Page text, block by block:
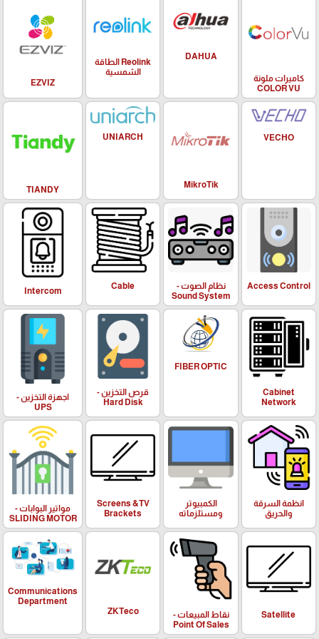
كاميرات ملونة
COLOR VU
DAHUA
Reolink الطاقة
الشمسية
EZVIZ
VECHO
MikroTik
UNIARCH
TIANDY
Access Control
نظام الصوت -
Sound System
Cable
Intercom
Cabinet
Network
FIBER OPTIC
قرص التخزين -
Hard Disk
اجهزة التخزين -
UPS
انظمة السرقة
والحريق
الكمبيوتر
ومستلزماته
Screens &TV
Brackets
مواتير البوابات -
SLIDING MOTOR
Satellite
نقاط المبيعات -
Point Of Sales
ZKTeco
Communications
Department